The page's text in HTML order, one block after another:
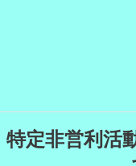
特定非営利活